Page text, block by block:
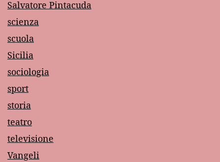
Salvatore Pintacuda
scienza
scuola
Sicilia
sociologia
sport
storia
teatro
televisione
Vangeli